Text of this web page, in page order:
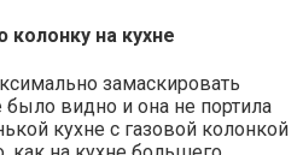
колонку на кухне
замаскировать
было видно и она не портила
кухне с газовой колонкой